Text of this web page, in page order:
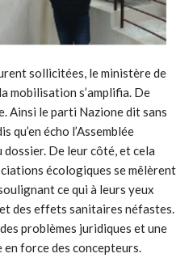
sollicitées, le ministère de
mobilisation s’amplifia. De
Ainsi le parti Nazione dit sans
qu’en écho l’Assemblée
De leur côté, et cela
écologiques se mêlèrent
ce qui à leurs yeux
des effets sanitaires néfastes.
problèmes juridiques et une
force des concepteurs.